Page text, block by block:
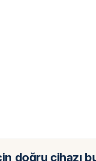
doğru cihazı